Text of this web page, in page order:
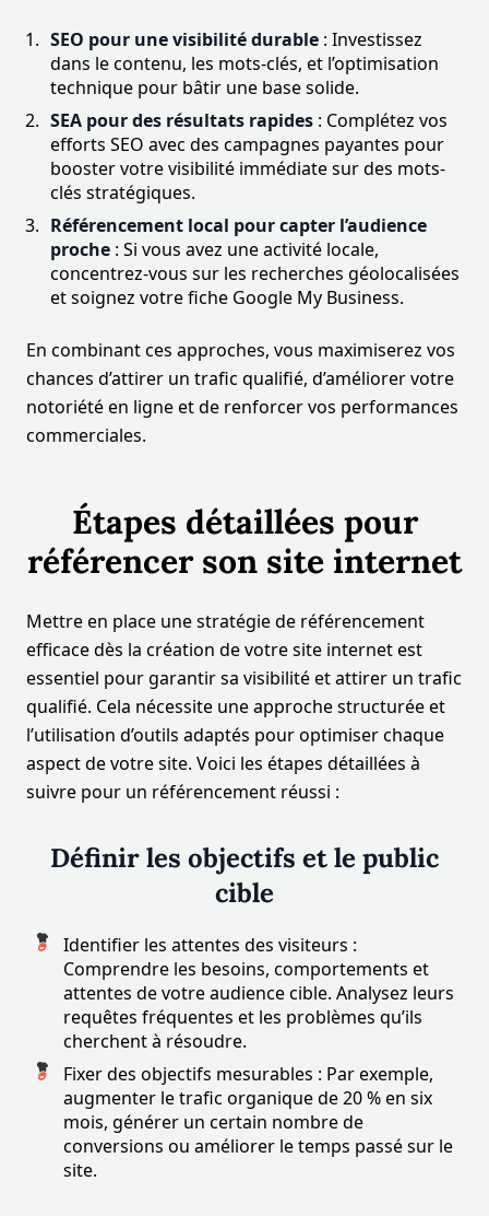
SEO pour une visibilité durable : Investissez
dans le contenu, les mots-clés, et l’optimisation
technique pour bâtir une base solide.
SEA pour des résultats rapides : Complétez vos
efforts SEO avec des campagnes payantes pour
booster votre visibilité immédiate sur des mots-
clés stratégiques.
Référencement local pour capter l’audience
proche : Si vous avez une activité locale,
concentrez-vous sur les recherches géolocalisées
et soignez votre fiche Google My Business.
En combinant ces approches, vous maximiserez vos
chances d’attirer un trafic qualifié, d’améliorer votre
notoriété en ligne et de renforcer vos performances
commerciales.
Étapes détaillées pour
référencer son site internet
Mettre en place une stratégie de référencement
efficace dès la création de votre site internet est
essentiel pour garantir sa visibilité et attirer un trafic
qualifié. Cela nécessite une approche structurée et
l’utilisation d’outils adaptés pour optimiser chaque
aspect de votre site. Voici les étapes détaillées à
suivre pour un référencement réussi :
Définir les objectifs et le public
cible
Identifier les attentes des visiteurs :
Comprendre les besoins, comportements et
attentes de votre audience cible. Analysez leurs
requêtes fréquentes et les problèmes qu’ils
cherchent à résoudre.
Fixer des objectifs mesurables : Par exemple,
augmenter le trafic organique de 20 % en six
mois, générer un certain nombre de
conversions ou améliorer le temps passé sur le
site.